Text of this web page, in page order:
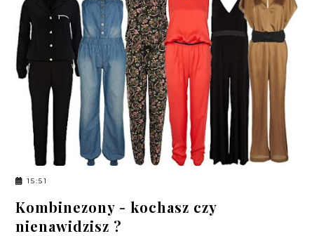
15:51
Kombinezony - kochasz czy
nienawidzisz ?